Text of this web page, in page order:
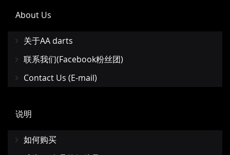
About Us
关于AA darts
联系我们(Facebook粉丝团)
Contact Us (E-mail)
说明
如何购买